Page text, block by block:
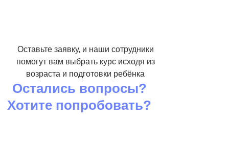
Оставьте заявку, и наши сотрудники
помогут вам выбрать курс исходя из
возраста и подготовки ребёнка
Остались вопросы?
Хотите попробовать?